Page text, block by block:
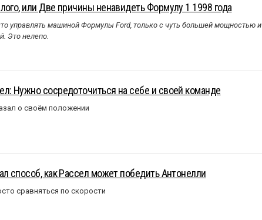
или Две причины ненавидеть Формулу 1 1998 года
управлять машиной Формулы Ford, только с чуть большей мощностью и
Это нелепо.
Нужно сосредоточиться на себе и своей команде
о своём положении
способ, как Рассел может победить Антонелли
сравняться по скорости